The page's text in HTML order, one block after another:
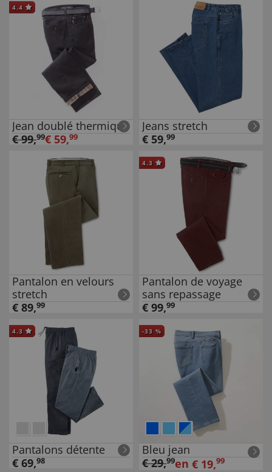
4.4
Jean doublé thermique
€99,99€ 59,99
Jeans stretch
€ 59,99
Pantalon en velours
stretch
€ 89,99
4.3
Pantalon de voyage
sans repassage
€ 99,99
4.3
Pantalons détente
€ 69,98
-33 %
Bleu jean
€29,99en € 19,99